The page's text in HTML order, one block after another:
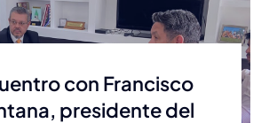
con Francisco
presidente del